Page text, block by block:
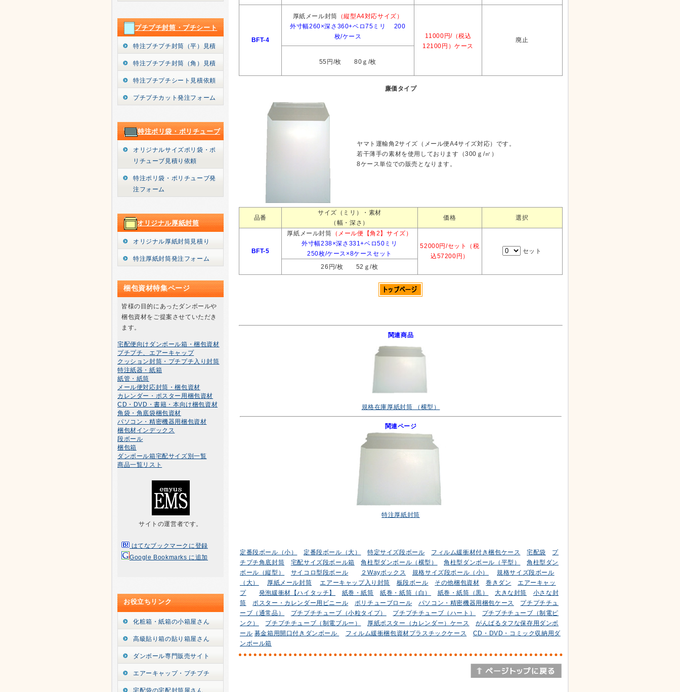
BFT-4
厚紙メール封筒 （縦型A4対応サイズ）
外寸幅260×深さ360+ベロ75ミリ 200
枚/ケース
11000円/（税込
12100円）ケース
廃止
55円/枚 80ｇ/枚
廉価タイプ
ヤマト運輸角2サイズ（メール便A4サイズ対応）です。
若干薄手の素材を使用しております（300ｇ/㎡）
8ケース単位での販売となります。
品番
サイズ（ミリ）・素材
（幅・深さ）
価格 選択
BFT-5
厚紙メール封筒 （メール便【角2】サイズ）
外寸幅238×深さ331+ベロ50ミリ
250枚/ケース×8ケースセット
52000円/セット
（税
込57200円）
セット
26円/枚 52ｇ/枚
関連商品
規格在庫厚紙封筒 （横型）
関連ページ
特注厚紙封筒
定番段ボール（小） 定番段ボール（大） 特定サイズ段ボール フィルム緩衝材付き梱包ケース 宅配袋
プ
チプチ角底封筒
宅配サイズ段ボール箱 角柱型ダンボール（横型） 角柱型ダンボール（平型）
角柱型ダン
ボール（縦型）
サイコロ型段ボール ２Wayボックス 規格サイズ段ボール（小）
規格サイズ段ボール
（大）
厚紙メール封筒 エアーキャップ入り封筒 板段ボール その他梱包資材 巻きダン
エアーキャッ
プ
発泡緩衝材【ハイタッチ】 紙巻・紙筒 紙巻・紙筒（白） 紙巻・紙筒（黒） 大きな封筒
小さな封
筒
ポスター・カレンダー用ビニール ポリチューブロール パソコン・精密機器用梱包ケース
プチプチチュ
ーブ（通常品）
プチプチチューブ（小粒タイプ） プチプチチューブ（ハート）
プチプチチューブ（制電ピ
ンク）
プチプチチューブ（制電ブルー） 厚紙ポスター（カレンダー）ケース
がんばるタフな保存用ダンボ
ール 募金箱用開口付きダンボール フィルム緩衝梱包資材プラスチックケース
CD・DVD・コミック収納用ダ
ンボール箱
プチプチ封筒・プチシート
特注プチプチ封筒（平）見積
特注プチプチ封筒（角）見積
特注プチプチシート見積依頼
プチプチカット発注フォーム
特注ポリ袋・ポリチューブ
オリジナルサイズポリ袋・ポ
リチューブ見積り依頼
特注ポリ袋・ポリチューブ発
注フォーム
オリジナル厚紙封筒
オリジナル厚紙封筒見積り
特注厚紙封筒発注フォーム
梱包資材特集ページ
皆様の目的にあったダンボールや
梱包資材をご提案させていただき
ます。
宅配便向けダンボール箱・梱包資材
プチプチ、エアーキャップ
クッション封筒・プチプチ入り封筒
特注紙器・紙箱
紙管・紙筒
メール便対応封筒・梱包資材
カレンダー・ポスター用梱包資材
CD・DVD・書籍・本向け梱包資材
角袋・角底袋梱包資材
パソコン・精密機器用梱包資材
梱包材インデックス
段ボール
梱包箱
ダンボール箱宅配サイズ別一覧
商品一覧リスト
サイトの運営者です。
はてなブックマークに登録
Google Bookmarks に追加
お役立ちリンク
化粧箱・紙箱の小箱屋さん
高級貼り箱の貼り箱屋さん
ダンボール専門販売サイト
エアーキャップ・プチプチ
宅配袋の宅配封筒屋さん